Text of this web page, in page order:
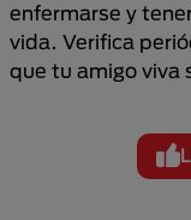
enfermarse y
vida. Verifica
que tu amigo viva